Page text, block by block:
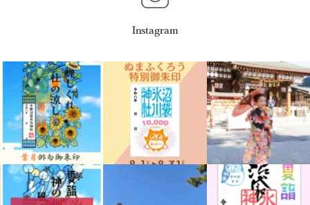
Instagram